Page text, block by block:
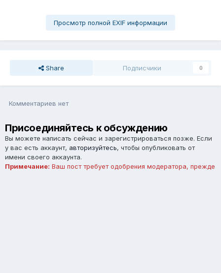
Просмотр полной EXIF информации
Share Подписчики 0
Комментариев нет
Присоединяйтесь к обсуждению
Вы можете написать сейчас и зарегистрироваться позже. Если
у вас есть аккаунт, авторизуйтесь, чтобы опубликовать от
имени своего аккаунта.
Примечание: Ваш пост требует одобрения модератора, прежде